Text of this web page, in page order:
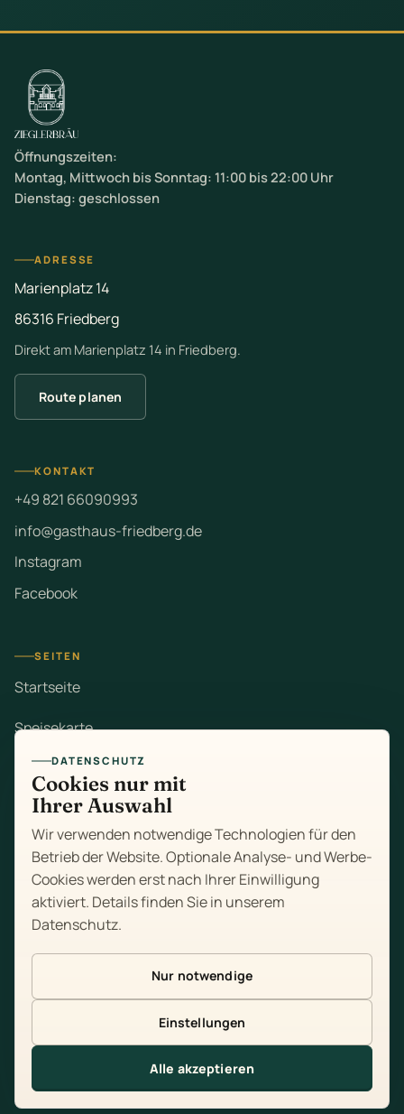
Öffnungszeiten:
Montag, Mittwoch bis Sonntag: 11:00 bis 22:00 Uhr
Dienstag: geschlossen
ADRESSE
Marienplatz 14
86316 Friedberg
Direkt am Marienplatz 14 in Friedberg.
Route planen
KONTAKT
+49 821 66090993
info@gasthaus-friedberg.de
Instagram
Facebook
SEITEN
Startseite
Speisekarte
Mittagstisch
Zum Mitnehmen
Feiern
Über uns
Kontakt
Cookie-Einstellungen
Tisch reservieren
DATENSCHUTZ
Cookies nur mit
Ihrer Auswahl
Wir verwenden notwendige Technologien für den
Betrieb der Website. Optionale Analyse- und Werbe-
Cookies werden erst nach Ihrer Einwilligung
aktiviert. Details finden Sie in unserem
Datenschutz.
Nur notwendige
Einstellungen
Alle akzeptieren